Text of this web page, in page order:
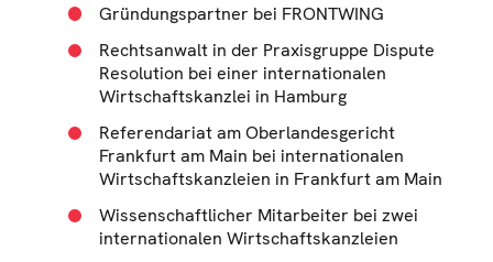
Gründungspartner bei FRONTWING
Rechtsanwalt in der Praxisgruppe Dispute
Resolution bei einer internationalen
Wirtschaftskanzlei in Hamburg
Referendariat am Oberlandesgericht
Frankfurt am Main bei internationalen
Wirtschaftskanzleien in Frankfurt am Main
Wissenschaftlicher Mitarbeiter bei zwei
internationalen Wirtschaftskanzleien